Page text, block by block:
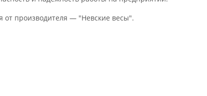
производителя — "Невские весы".